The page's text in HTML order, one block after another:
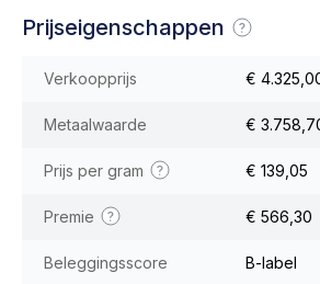
Prijseigenschappen
Verkoopprijs €
Metaalwaarde €
Prijs per gram € 139,05
Premie € 566,30
Beleggingsscore B-label